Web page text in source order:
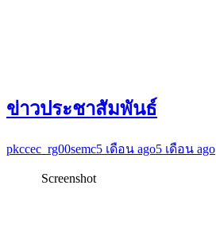
ข่าวประชาสัมพันธ์
pkccec_rg00semc5 เดือน ago5 เดือน ago
Screenshot